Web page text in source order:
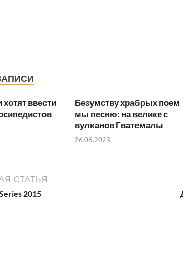
ввести
Безумству храбрых поем
мы песню: на велике с
вулканов Гватемалы
26.06.2023
СТАТЬЯ
2015